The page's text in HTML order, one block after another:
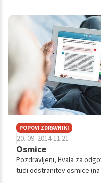
t...
POPOVI ZDRAVNIKI
20. 09. 2014 11.21
Osmice
Pozdravljeni, Hvala za
tudi odstranitev osmice